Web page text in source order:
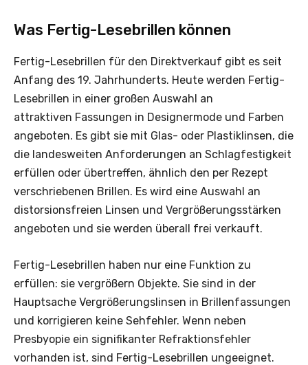
Was Fertig-Lesebrillen können
Fertig-Lesebrillen für den Direktverkauf gibt es seit
Anfang des 19. Jahrhunderts. Heute werden Fertig-
Lesebrillen in einer großen Auswahl an
attraktiven Fassungen in Designermode und Farben
angeboten. Es gibt sie mit Glas- oder Plastiklinsen, die
die landesweiten Anforderungen an Schlagfestigkeit
erfüllen oder übertreffen, ähnlich den per Rezept
verschriebenen Brillen. Es wird eine Auswahl an
distorsionsfreien Linsen und Vergrößerungsstärken
angeboten und sie werden überall frei verkauft.
Fertig-Lesebrillen haben nur eine Funktion zu
erfüllen: sie vergrößern Objekte. Sie sind in der
Hauptsache Vergrößerungslinsen in Brillenfassungen
und korrigieren keine Sehfehler. Wenn neben
Presbyopie ein signifikanter Refraktionsfehler
vorhanden ist, sind Fertig-Lesebrillen ungeeignet.